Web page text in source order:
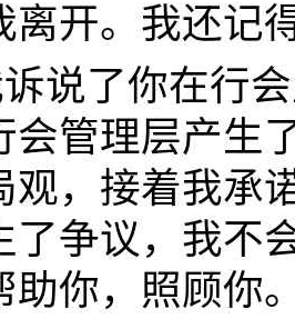
离开。我还记
说了你在行
会管理层产生
观，接着我承
了争议，我不
助你，照顾你